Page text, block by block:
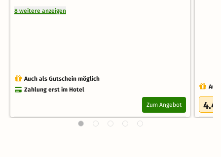
8 weitere anzeigen
Auch als Gutschein möglich
Zahlung erst im Hotel
Zum Angebot 4.4